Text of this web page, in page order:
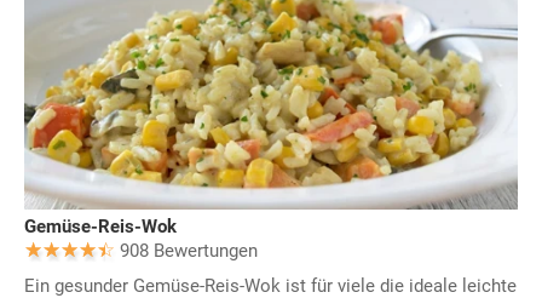
Gemüse-Reis-Wok
908 Bewertungen
Ein gesunder Gemüse-Reis-Wok ist für viele die ideale leichte